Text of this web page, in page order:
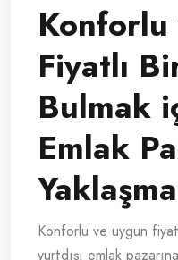
Konforlu
Fiyatlı
Bulmak
Emlak
Konforlu ve uygun
yurtdışı emlak